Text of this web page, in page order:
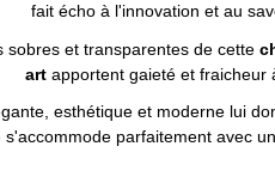
fait écho à l'innovation et au
sobres et transparentes de cette
art apportent gaieté et fraicheur
esthétique et moderne lui
s'accommode parfaitement avec